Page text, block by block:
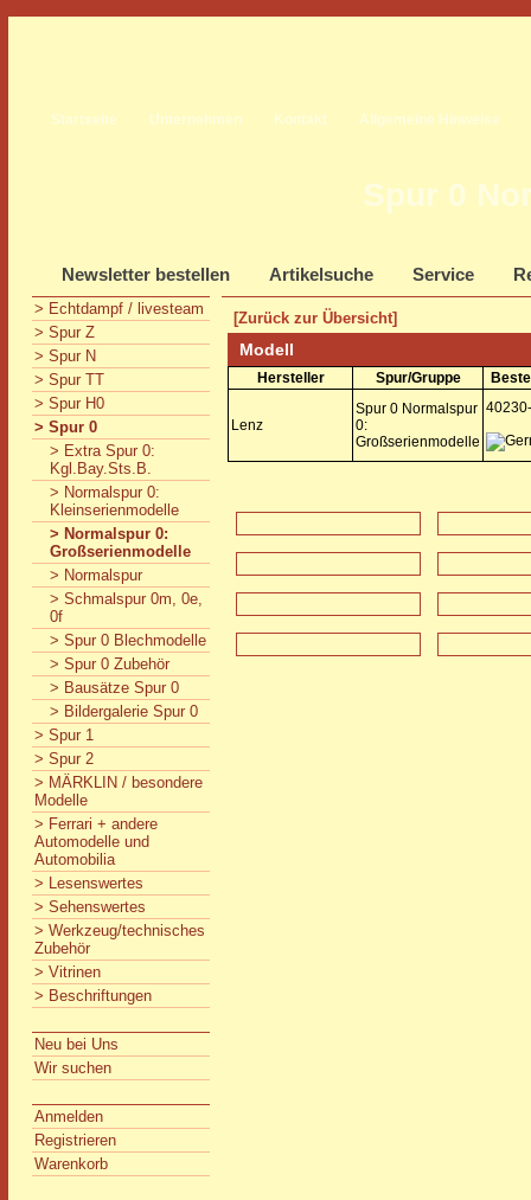
Startseite Unternehmen Kontakt Allgemeine Hinweise
Spur 0
Newsletter bestellen Artikelsuche Service
> Echtdampf / livesteam
> Spur Z
> Spur N
> Spur TT
> Spur H0
> Spur 0
> Extra Spur 0:
Kgl.Bay.Sts.B.
> Normalspur 0:
Kleinserienmodelle
> Normalspur 0:
Großserienmodelle
> Normalspur
> Schmalspur 0m, 0e,
0f
> Spur 0 Blechmodelle
> Spur 0 Zubehör
> Bausätze Spur 0
> Bildergalerie Spur 0
> Spur 1
> Spur 2
> MÄRKLIN / besondere
Modelle
> Ferrari + andere
Automodelle und
Automobilia
> Lesenswertes
> Sehenswertes
> Werkzeug/technisches
Zubehör
> Vitrinen
> Beschriftungen
Neu bei Uns
Wir suchen
Anmelden
Registrieren
Warenkorb
[Zurück zur Übersicht]
Modell
Hersteller Spur/Gruppe
Lenz
Spur 0 Normalspur
0:
Großserienmodelle